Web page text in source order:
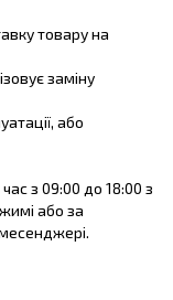
товару на
заміну
або
з 09:00 до 18:00 з
або за